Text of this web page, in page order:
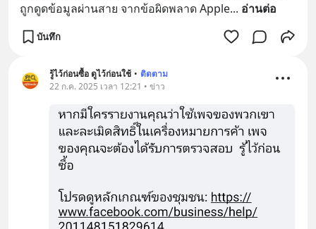
ถูกดูดข้อมูลผ่านสาย จากข้อผิดพลาด Apple... อ่านต่อ
บันทึก
รู้ไว้ก่อนซื้อ ดูไว้ก่อนใช้ • ติดตาม
22 ก.ค. 2025 เวลา 12:21 • ข่าว